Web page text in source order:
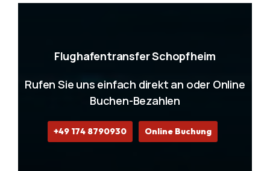
Flughafentransfer Schopfheim
Rufen Sie uns einfach direkt an oder Online
Buchen-Bezahlen
+49 174 8790930 Online Buchung